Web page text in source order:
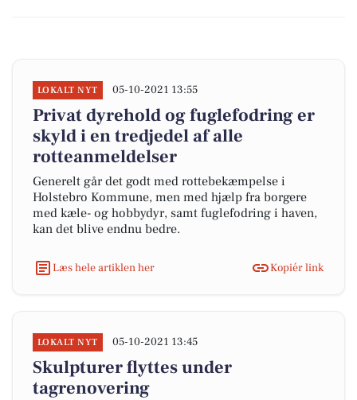
LOKALT NYT 05-10-2021 13:55
Privat dyrehold og fuglefodring er
skyld i en tredjedel af alle
rotteanmeldelser
Generelt går det godt med rottebekæmpelse i
Holstebro Kommune, men med hjælp fra borgere
med kæle- og hobbydyr, samt fuglefodring i haven,
kan det blive endnu bedre.
Læs hele artiklen her Kopiér link
LOKALT NYT 05-10-2021 13:45
Skulpturer flyttes under
tagrenovering